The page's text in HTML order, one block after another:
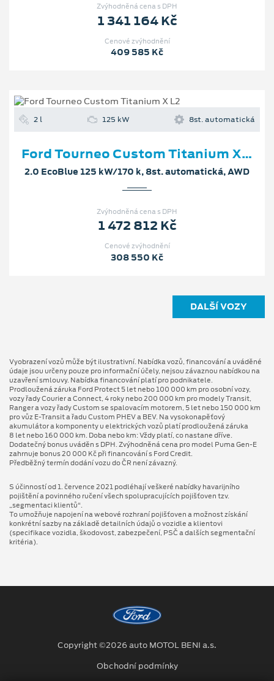
Zvýhodněná cena s DPH
1 341 164 Kč
Cenové zvýhodnění
409 585 Kč
2 l 125 kW 8st. automatická
Ford Tourneo Custom Titanium X L2
2.0 EcoBlue 125 kW/170 k, 8st. automatická, AWD
Zvýhodněná cena s DPH
1 472 812 Kč
Cenové zvýhodnění
308 550 Kč
DALŠÍ VOZY
Vyobrazení vozů může být ilustrativní. Nabídka vozů, financování a uváděné
údaje jsou určeny pouze pro informační účely, nejsou závaznou nabídkou na
uzavření smlouvy. Nabídka financování platí pro podnikatele.
Prodloužená záruka Ford Protect 5 let nebo 100 000 km pro osobní vozy,
vozy řady Courier a Connect, 4 roky nebo 200 000 km pro modely Transit,
Ranger a vozy řady Custom se spalovacím motorem, 5 let nebo 150 000 km
pro vůz E-Transit a řadu Custom PHEV a BEV. Na vysokonapěťový
akumulátor a komponenty u elektrických vozů platí prodloužená záruka
8 let nebo 160 000 km. Doba nebo km: Vždy platí, co nastane dříve.
Dodatečný bonus uváděn s DPH. Zvýhodněná cena pro model Puma Gen⁠-⁠E
zahrnuje bonus 20 000 Kč při financování s Ford Credit.
Předběžný termín dodání vozu do ČR není závazný.
S účinností od 1. července 2021 podléhají veškeré nabídky havarijního
pojištění a povinného ručení všech spolupracujících pojišťoven tzv.
„segmentaci klientů“.
To umožňuje napojení na webové rozhraní pojišťoven a možnost získání
konkrétní sazby na základě detailních údajů o vozidle a klientovi
(specifikace vozidla, škodovost, zabezpečení, PSČ a dalších segmentační
kritéria).
Copyright ©2026 auto MOTOL BENI a.s.
Obchodní podmínky